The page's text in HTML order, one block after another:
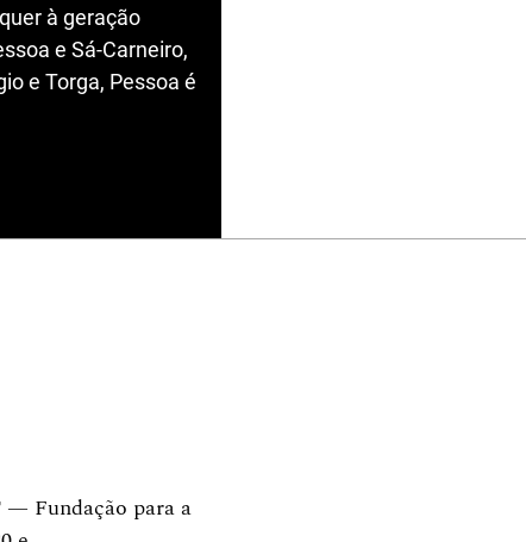
à geração
e Sá-Carneiro,
e Torga, Pessoa é
— Fundação para a